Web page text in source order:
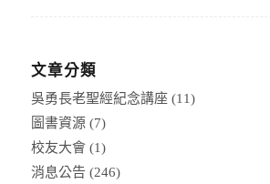
文章分類
吳勇長老聖經紀念講座(11)
圖書資源 (7)
校友大會(1)
消息公告 (246)